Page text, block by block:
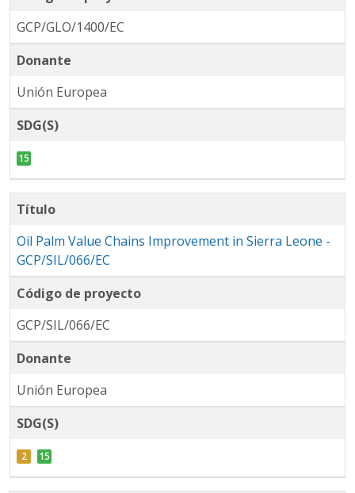
GCP/GLO/1400/EC
Donante
Unión Europea
SDG(S)
Título
Oil Palm Value Chains Improvement in Sierra Leone -
GCP/SIL/066/EC
Código de proyecto
GCP/SIL/066/EC
Donante
Unión Europea
SDG(S)